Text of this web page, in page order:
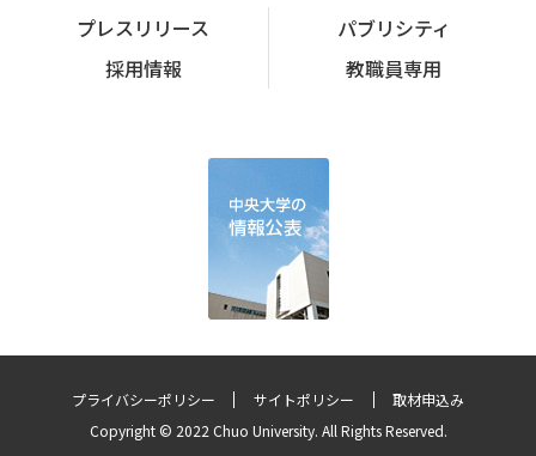
プレスリリース
パブリシティ
採用情報
教職員専用
プライバシーポリシー サイトポリシー
取材申込み
Copyright © 2022 Chuo University. All Rights Reserved.